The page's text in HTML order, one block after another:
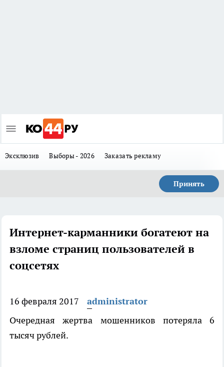
Эксклюзив Выборы - 2026 Заказать рекламу
Принять
Интернет-карманники богатеют на
взломе страниц пользователей в
соцсетях
16 февраля 2017
administrator
Очередная жертва мошенников потеряла 6
тысяч рублей.